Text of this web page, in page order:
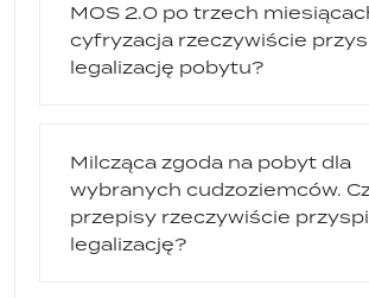
MOS 2.0 po trzech
cyfryzacja rzeczywiście
legalizację pobytu?
Milcząca zgoda na pobyt dla
wybranych cudzoziemców.
przepisy rzeczywiście
legalizację?